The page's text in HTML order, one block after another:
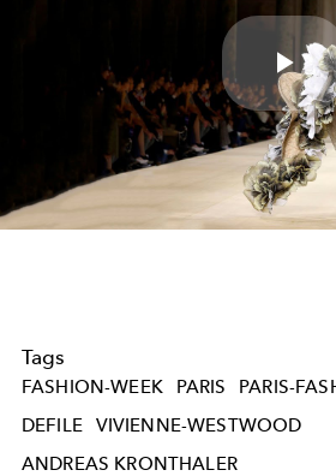
Tags
FASHION-WEEK PARIS PARIS-
DEFILE
VIVIENNE-WESTWOOD
ANDREAS KRONTHALER